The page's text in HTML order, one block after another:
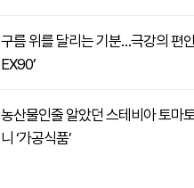
구름 위를 달리는 기분…극강의 편
EX90’
농산물인줄 알았던 스테비아 토마
니 ‘가공식품’